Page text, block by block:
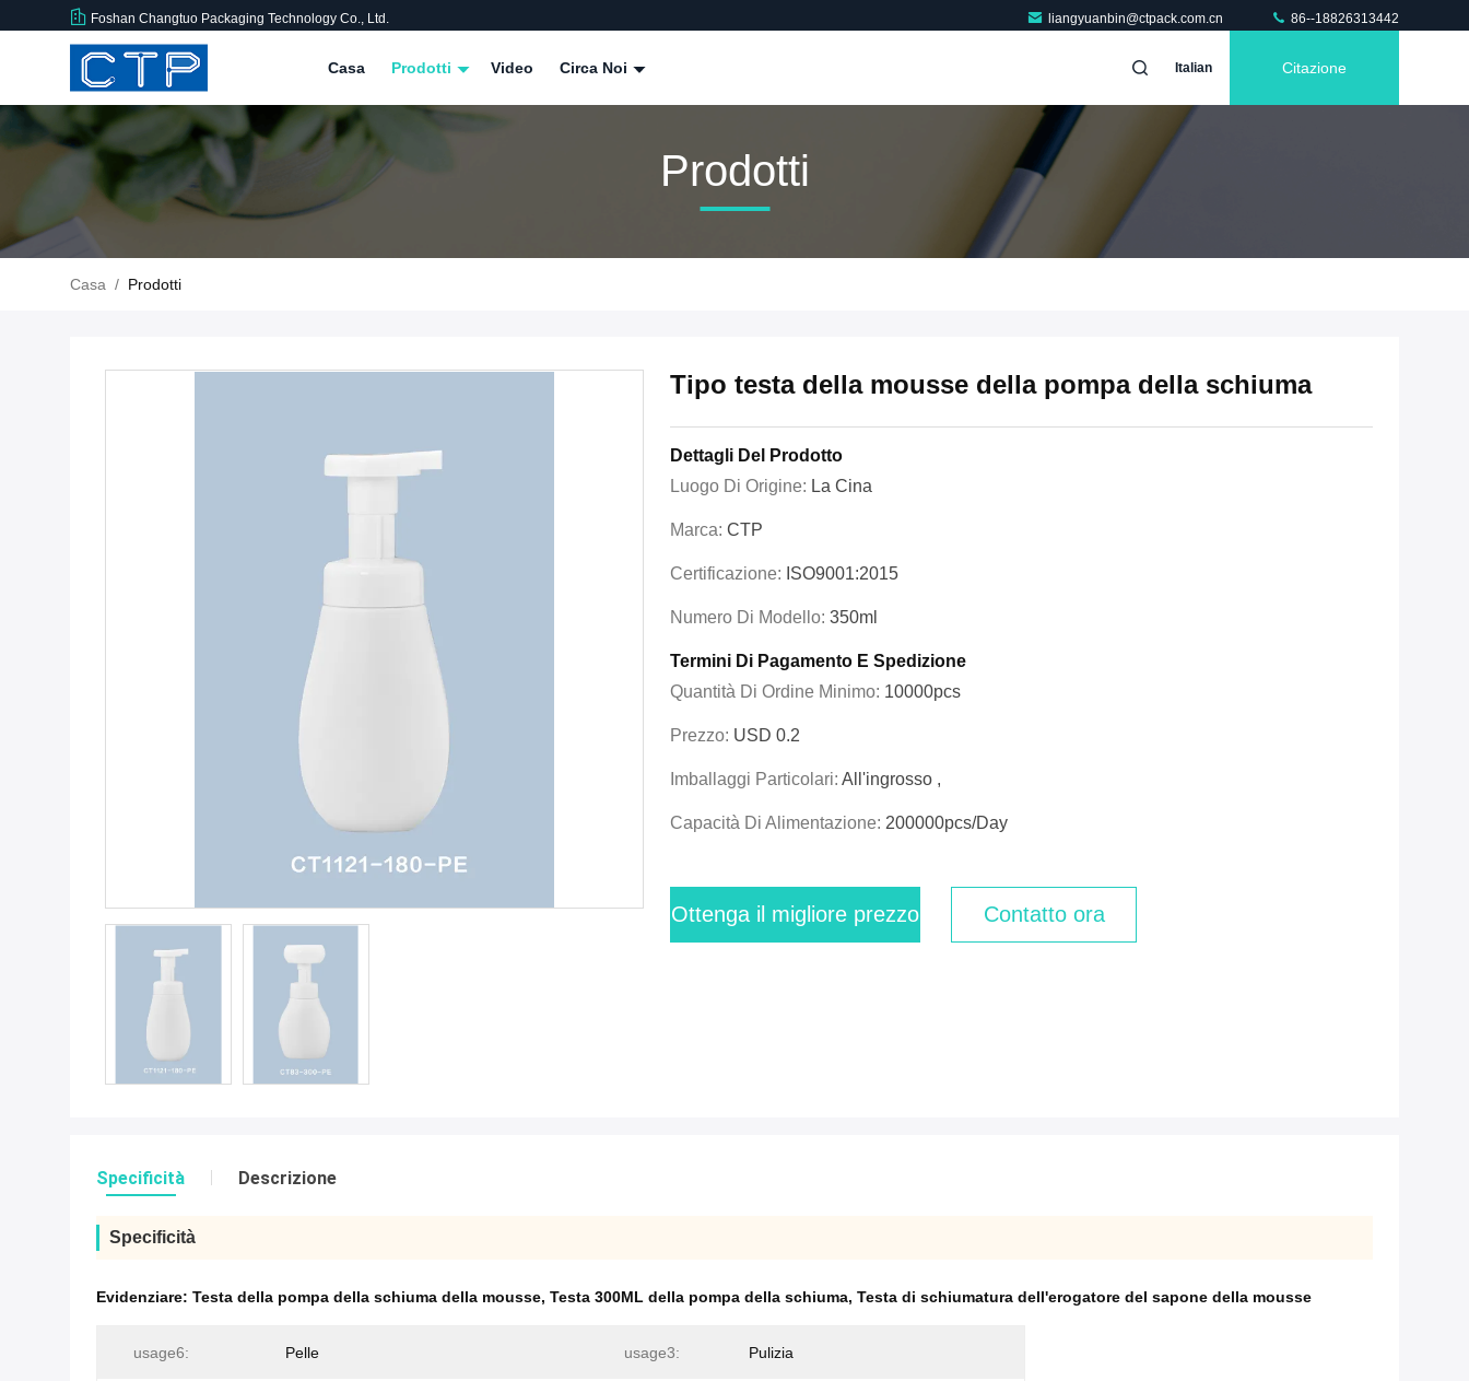
Foshan Changtuo Packaging Technology Co., Ltd. liangyuanbin@ctpack.com.cn 86--18826313442
Casa Prodotti Video Circa Noi Italian Citazione
Prodotti
Casa / Prodotti
Tipo testa della mousse della pompa della schiuma
Dettagli Del Prodotto
Luogo Di Origine: La Cina
Marca: CTP
Certificazione: ISO9001:2015
Numero Di Modello: 350ml
Termini Di Pagamento E Spedizione
Quantità Di Ordine Minimo: 10000pcs
Prezzo: USD 0.2
Imballaggi Particolari: All'ingrosso ,
Capacità Di Alimentazione: 200000pcs/day
Ottenga il migliore prezzo Contatto ora
Specificità Descrizione
Specificità
Evidenziare: Testa della pompa della schiuma della mousse, Testa 300ML della pompa della schiuma, Testa di schiumatura dell'erogatore del sapone della mousse
usage6: Pelle usage3: Pulizia